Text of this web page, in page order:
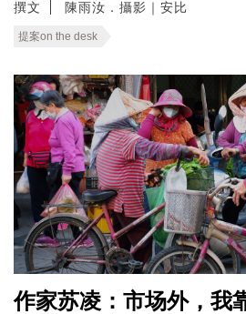
撰文 陳雨汝．攝影｜安比
提案on the desk
作家苏凌：市场外，我